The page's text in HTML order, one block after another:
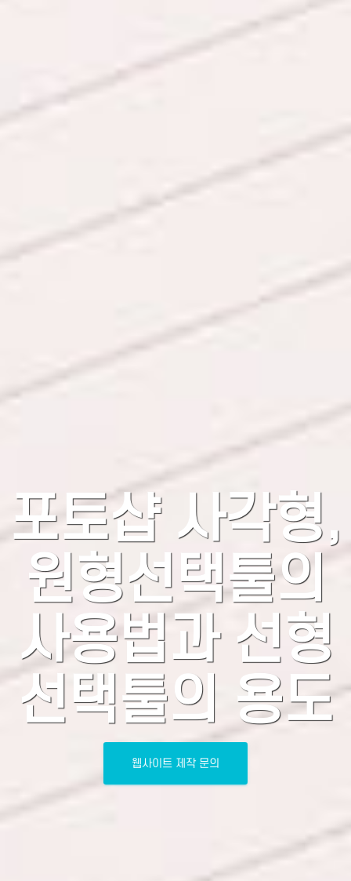
포토샵 사각형,
원형선택툴의
사용법과 선형
선택툴의 용도
웹사이트 제작 문의